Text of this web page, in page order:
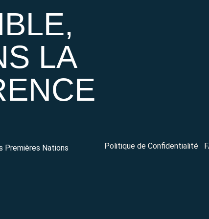
LA
Premières Nations Politique de Confidentialité